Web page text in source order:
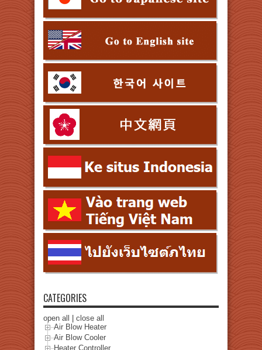
CATEGORIES
open all | close all
Air Blow Heater
Air Blow Cooler
Heater Controller